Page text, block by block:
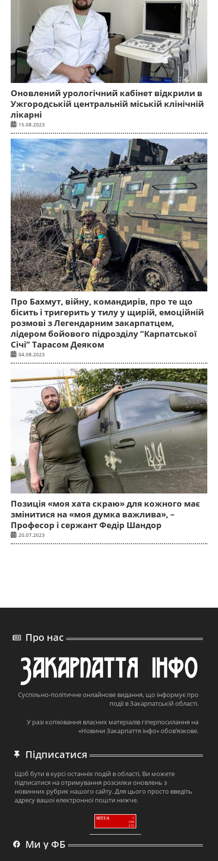
Оновлений урологічний кабінет відкрили в
Ужгородській центральній міській клінічній
лікарні
15.08.2023
Про Бахмут, війну, командирів, про те що
бісить і тригерить у тилу у щирій, емоційній
розмові з Легендарним закарпатцем,
лідером бойового підрозділу “Карпатської
Січі” Тарасом Деяком
04.08.2023
Позиція «моя хата скраю» для кожного має
змінитися на «моя думка важлива», –
Професор і сержант Федір Шандор
20.07.2023
Про нас
Суспільно-політичне онлайнове видання, що інформує про
події в Закарпатській області.
У разі копіювання власних матеріалів гіперпосилання на
«Новини Закарпаття інфо» обов’язкове.
Підписатися
Щоб бути в курсі останніх подій в області, Ви можете
підписатися на отримування розсилки оновлень з
новинних рубрик нашого сайту. Для цього просто введіть
адресу вашої електронної пошти нижче.
HIT.UA
1
168
270
Ми у ФБ